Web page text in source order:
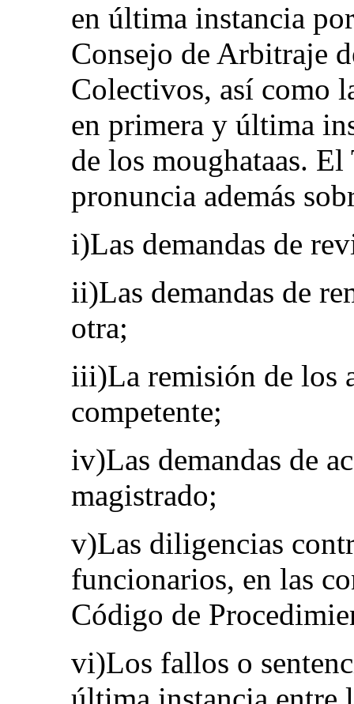
en última instancia
Consejo de Arbitraje
Colectivos, así como
en primera y última
de los moughataas.
pronuncia además
i)Las demandas de
ii)Las demandas de
otra;
iii)La remisión de los
competente;
iv)Las demandas de
magistrado;
v)Las diligencias
funcionarios, en las
Código de
vi)Los fallos o